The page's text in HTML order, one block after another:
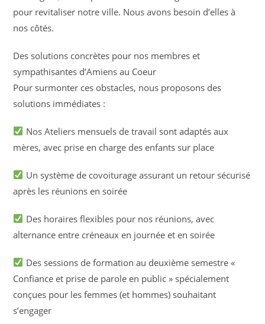
pour revitaliser notre ville. Nous avons besoin d’elles à
nos côtés.
Des solutions concrètes pour nos membres et
sympathisantes d’Amiens au Coeur
Pour surmonter ces obstacles, nous proposons des
solutions immédiates :
Nos Ateliers mensuels de travail sont adaptés aux
mères, avec prise en charge des enfants sur place
Un système de covoiturage assurant un retour sécurisé
après les réunions en soirée
Des horaires flexibles pour nos réunions, avec
alternance entre créneaux en journée et en soirée
Des sessions de formation au deuxième semestre «
Confiance et prise de parole en public » spécialement
conçues pour les femmes (et hommes) souhaitant
s’engager